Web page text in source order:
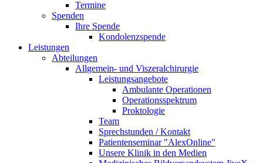
Termine
Spenden
Ihre Spende
Kondolenzspende
Leistungen
Abteilungen
Allgemein- und Viszeralchirurgie
Leistungsangebote
Ambulante Operationen
Operationsspektrum
Proktologie
Team
Sprechstunden / Kontakt
Patientenseminar "AlexOnline"
Unsere Klinik in den Medien